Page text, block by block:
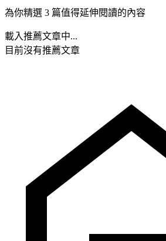
為你精選 3 篇值得延伸閱讀的內容
載入推薦文章中...
目前沒有推薦文章